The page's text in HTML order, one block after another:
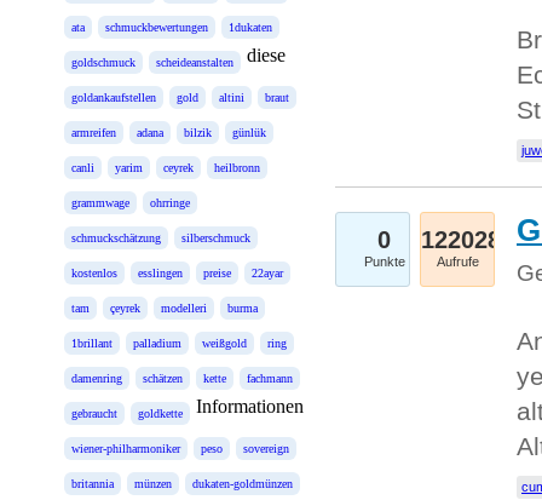
ata schmuckbewertungen 1dukaten
goldschmuck scheideanstalten
goldankaufstellen gold altini braut
armreifen adana bilzik günlük
canli yarim ceyrek heilbronn
grammwage ohrringe
schmuckschätzung silberschmuck
kostenlos esslingen preise 22ayar
tam çeyrek modelleri burma
1brillant palladium weißgold ring
damenring schätzen kette fachmann
gebraucht goldkette
wiener-philharmoniker peso sovereign
britannia münzen dukaten-goldmünzen
diese
Informationen
0
Punkte
122028
Aufrufe